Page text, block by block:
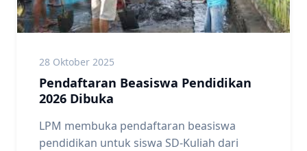
28 Oktober 2025
Pendaftaran Beasiswa Pendidikan
2026 Dibuka
LPM membuka pendaftaran beasiswa
pendidikan untuk siswa SD-Kuliah dari